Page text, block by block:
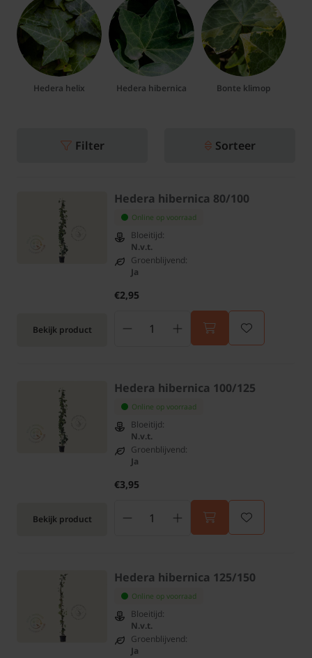
Hedera helix Hedera hibernica Bonte klimop
Filter Sorteer
Bekijk product
Hedera hibernica 80/100
Online op voorraad
Bloeitijd:
N.v.t.
Groenblijvend:
Ja
€2,95
Bekijk product
Hedera hibernica 100/125
Online op voorraad
Bloeitijd:
N.v.t.
Groenblijvend:
Ja
€3,95
Hedera hibernica 125/150
Online op voorraad
Bloeitijd:
N.v.t.
Groenblijvend:
Ja